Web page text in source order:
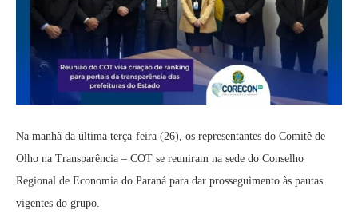
Na manhã da última terça-feira (26), os representantes do Comitê de
Olho na Transparência – COT se reuniram na sede do Conselho
Regional de Economia do Paraná para dar prosseguimento às pautas
vigentes do grupo.